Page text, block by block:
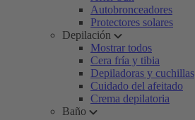
Autobronceadores
Protectores solares
Depilación
Mostrar todos
Cera fría y tibia
Depiladoras y cuchillas
Cuidado del afeitado
Crema depilatoria
Baño